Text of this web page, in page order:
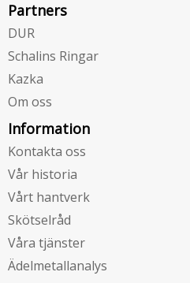
Partners
DUR
Schalins Ringar
Kazka
Om oss
Information
Kontakta oss
Vår historia
Vårt hantverk
Skötselråd
Våra tjänster
Ädelmetallanalys